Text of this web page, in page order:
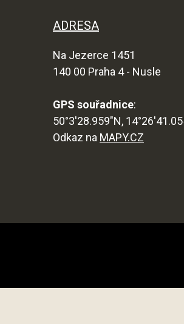
ADRESA
Na Jezerce 1451
140 00 Praha 4 - Nusle
GPS souřadnice:
50°3'28.959"N,
Odkaz na MAPY.CZ